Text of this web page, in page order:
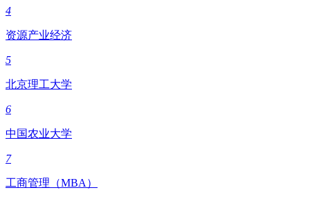
4
资源产业经济
5
北京理工大学
6
中国农业大学
7
工商管理（MBA）